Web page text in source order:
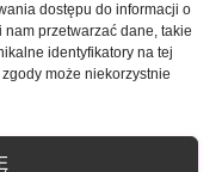
dostępu do informacji o
przetwarzać dane, takie
identyfikatory na tej
może niekorzystnie